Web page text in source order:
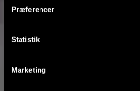
Præferencer
Statistik
Marketing